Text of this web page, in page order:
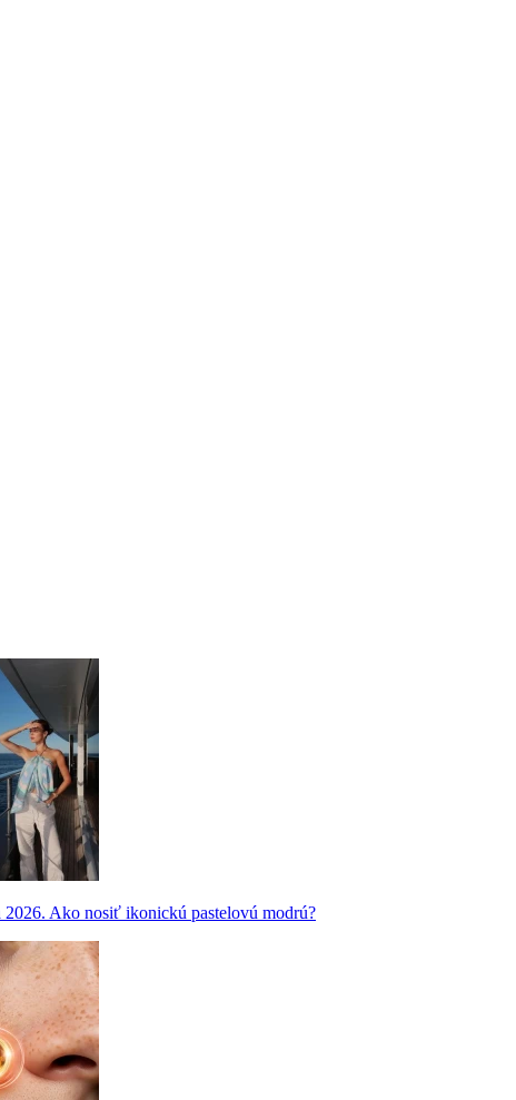
Ako nosiť ikonickú pastelovú modrú?